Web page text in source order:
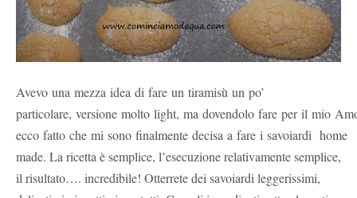
Avevo una mezza idea di fare un tiramisù un po’
particolare, versione molto light, ma dovendolo fare per il mio
ecco fatto che mi sono finalmente decisa a fare i savoiardi home
made. La ricetta è semplice, l’esecuzione relativamente semplice,
il risultato…. incredibile! Otterrete dei savoiardi leggerissimi,